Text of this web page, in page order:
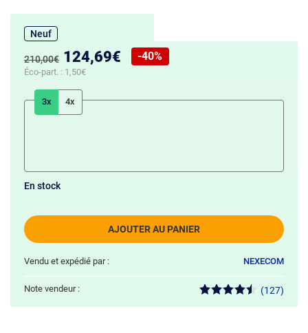
Neuf
Ancien prix :
210,00€ Nouveau prix :
124,69€
Réduction de :
-40%
Éco-part. : 1,50€
3x 4x
AJOUTER AU PANIER
En stock
Vendu et expédié par : NEXECOM
Note vendeur : (127)